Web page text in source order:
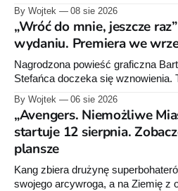
sprzedaży niemal dokładnie w dniu
By Wojtek 08 sie 2026
„Wróć do mnie, jeszcze
wydaniu. Premiera we
Nagrodzona powieść graficzna
Stefańca doczeka się wznowienia.
raz”, którego pierwsze wydanie
By Wojtek 06 sie 2026
„Avengers. Niemożliwe
startuje 12 sierpnia.
plansze
Kang zbiera drużynę
swojego arcywroga, a na Ziemię z